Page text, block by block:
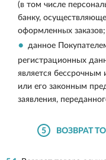
(в том числе
банку,
оформленных заказов;
данное
регистрационных
является бессрочным
или его законным
заявления,
5 ВОЗВРАТ